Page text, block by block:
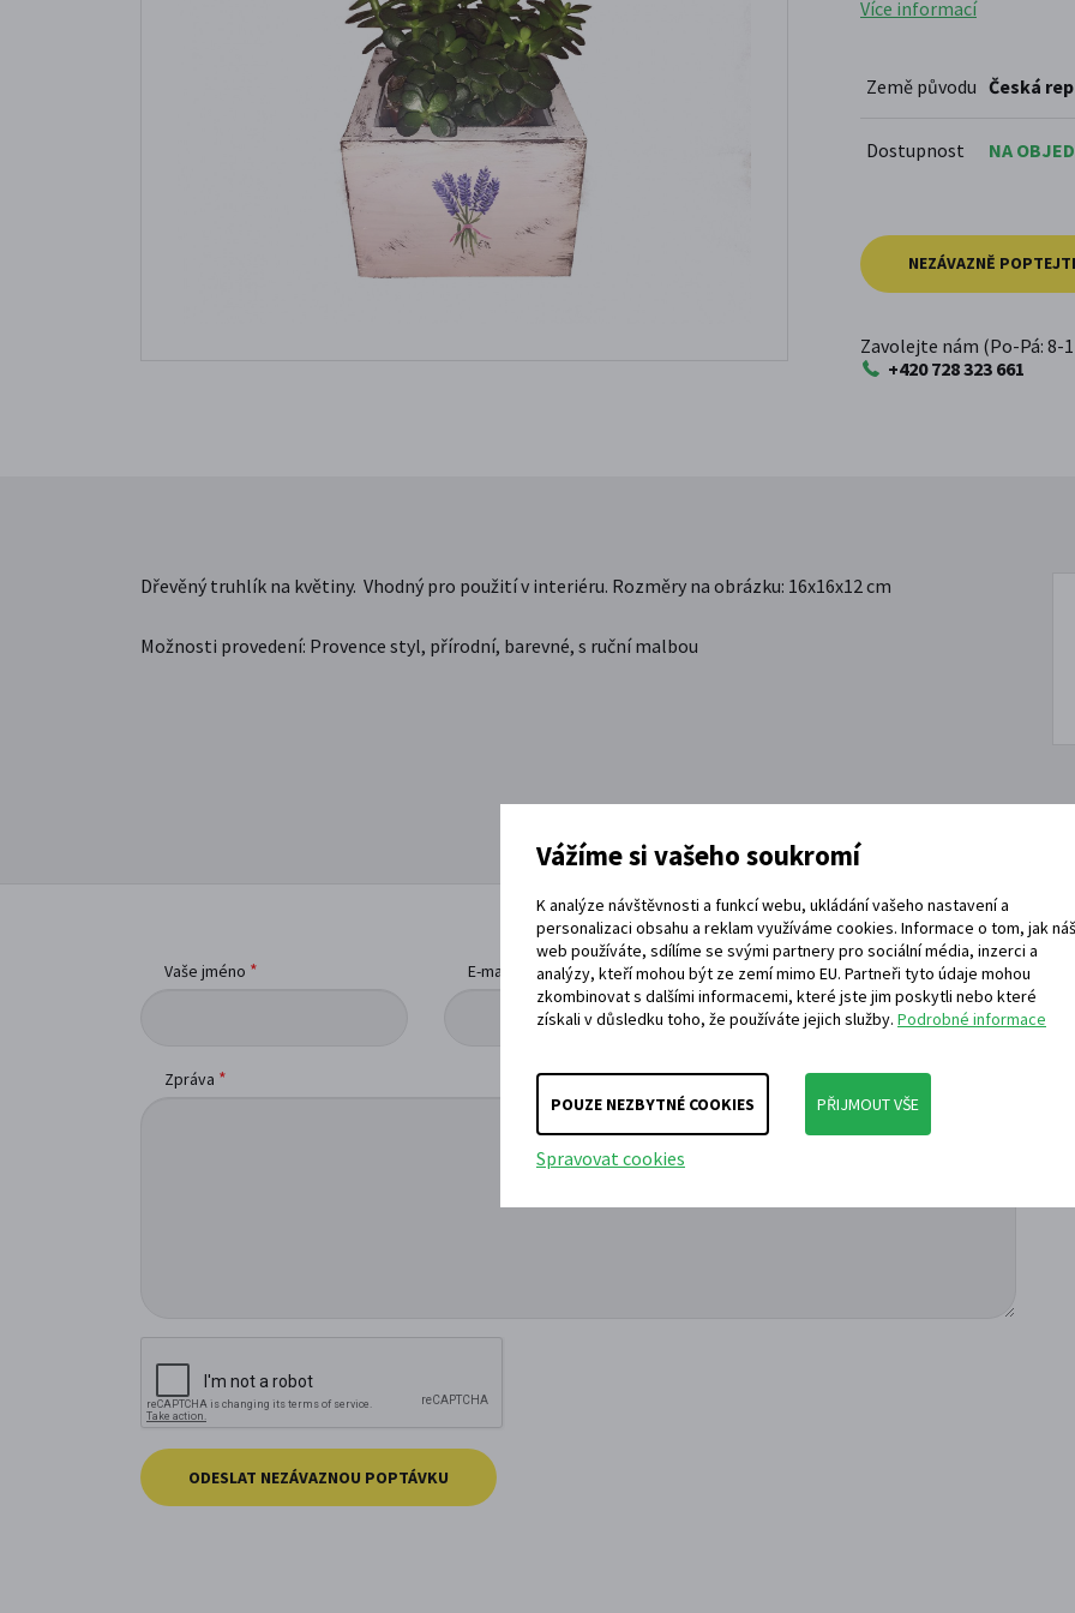
Více informací
Země původu Česká
Dostupnost NA
NEZÁVAZNĚ
Zavolejte nám (Po-Pá: 8-
+420 728 323 661
Dřevěný truhlík na květiny. Vhodný pro použití v interiéru. Rozměry na obrázku: 16x16x12 cm
Možnosti provedení: Provence styl, přírodní, barevné, s ruční malbou
Vaše jméno * E-mail Telefon
Zpráva *
ODESLAT NEZÁVAZNOU POPTÁVKU
Vážíme si vašeho soukromí
K analýze návštěvnosti a funkcí webu, ukládání vašeho nastavení a
personalizaci obsahu a reklam využíváme cookies. Informace o tom, jak
web používáte, sdílíme se svými partnery pro sociální média, inzerci a
analýzy, kteří mohou být ze zemí mimo EU. Partneři tyto údaje mohou
zkombinovat s dalšími informacemi, které jste jim poskytli nebo které
získali v důsledku toho, že používáte jejich služby.Podrobné informace
POUZE NEZBYTNÉ COOKIES PŘIJMOUT VŠE
Spravovat cookies